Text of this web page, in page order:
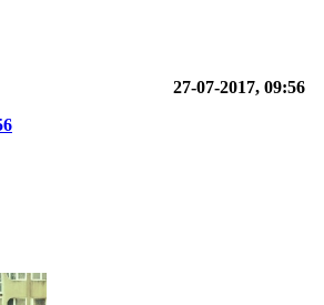
27-07-2017, 09:56